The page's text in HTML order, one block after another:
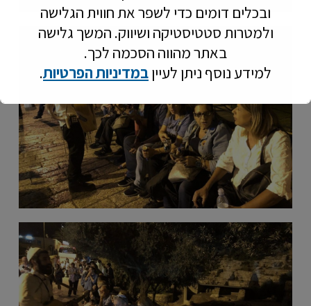
ובכלים דומים כדי לשפר את חווית הגלישה
ולמטרות סטטיסטיקה ושיווק. המשך גלישה
באתר מהווה הסכמה לכך.
למידע נוסף ניתן לעייןבמדיניות הפרטיות.